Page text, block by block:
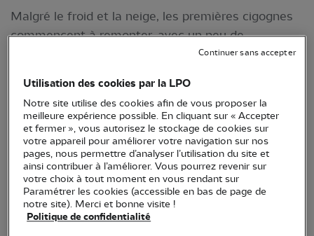
Malgré le froid et la neige, les premières cigognes
commencent à remonter, avec un peu de
retard même ! Focus sur un rituel immuable qu’il
Utilisation des cookies par la LPO
Notre site utilise des cookies afin de vous proposer la
meilleure expérience possible. En cliquant sur « Accepter
et fermer », vous autorisez le stockage de cookies sur
votre appareil pour améliorer votre navigation sur nos
pages, nous permettre d’analyser l’utilisation du site et
ainsi contribuer à l’améliorer. Vous pourrez revenir sur
votre choix à tout moment en vous rendant sur
Paramétrer les cookies (accessible en bas de page de
notre site). Merci et bonne visite !
Politique de confidentialité
Continuer sans accepter